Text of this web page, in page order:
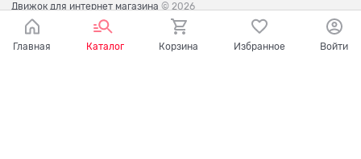
Движок для интернет магазина © 2026
Главная Каталог Корзина Избранное Войти